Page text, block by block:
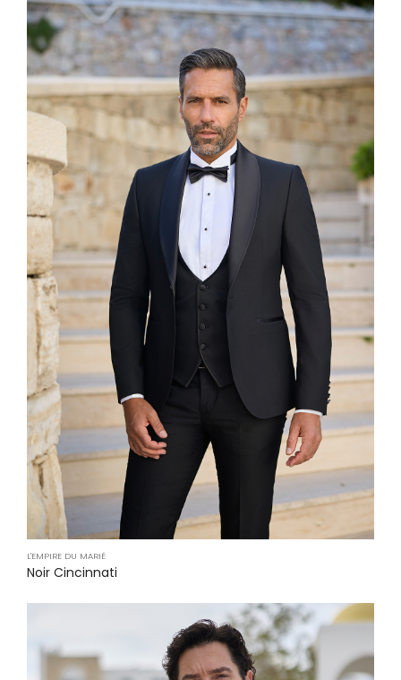
L'EMPIRE DU MARIÉ
Noir Cincinnati